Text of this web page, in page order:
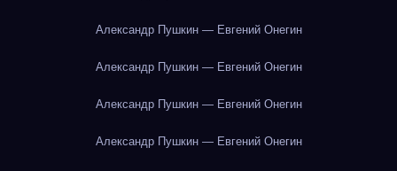
Александр Пушкин — Евгений Онегин
Александр Пушкин — Евгений Онегин
Александр Пушкин — Евгений Онегин
Александр Пушкин — Евгений Онегин